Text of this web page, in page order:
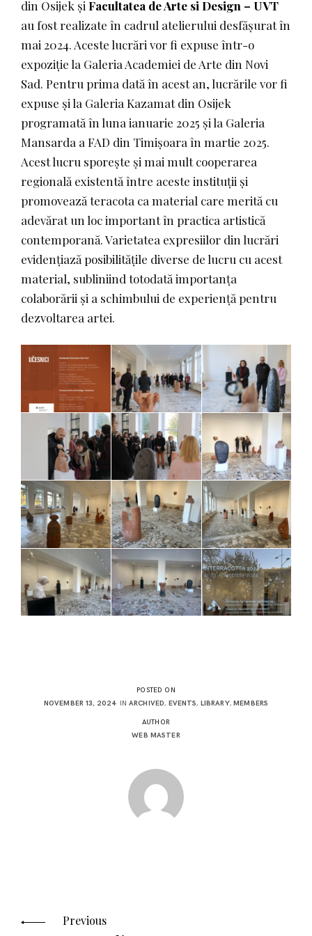
POSTED ON
NOVEMBER 13, 2024
IN ARCHIVED, EVENTS, LIBRARY, MEMBERS
AUTHOR
WEB MASTER
navigation
Previous
din Osijek și Facultatea de Arte si Design – UVT
au fost realizate în cadrul atelierului desfășurat în
mai 2024. Aceste lucrări vor fi expuse într-o
expoziție la Galeria Academiei de Arte din Novi
Sad. Pentru prima dată în acest an, lucrările vor fi
expuse și la Galeria Kazamat din Osijek
programată în luna ianuarie 2025 și la Galeria
Mansarda a FAD din Timișoara în martie 2025.
Acest lucru sporește și mai mult cooperarea
regională existentă între aceste instituții și
promovează teracota ca material care merită cu
adevărat un loc important în practica artistică
contemporană. Varietatea expresiilor din lucrări
evidențiază posibilitățile diverse de lucru cu acest
material, subliniind totodată importanța
colaborării și a schimbului de experiență pentru
dezvoltarea artei.